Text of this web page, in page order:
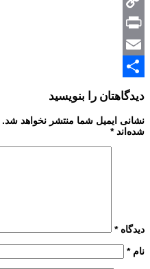
Copy
Link
Print
Email
Share
دیدگاهتان را بنویسید
نشانی ایمیل شما منتشر نخواهد شد.
شده‌اند*
دیدگاه*
نام*